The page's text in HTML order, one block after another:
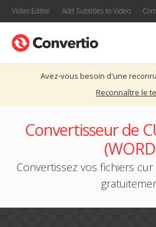
Video Editor Add Subtitles to Video
Avez-vous besoin d'une
Reconnaître le
Convertisseur de
Convertissez vos fichiers